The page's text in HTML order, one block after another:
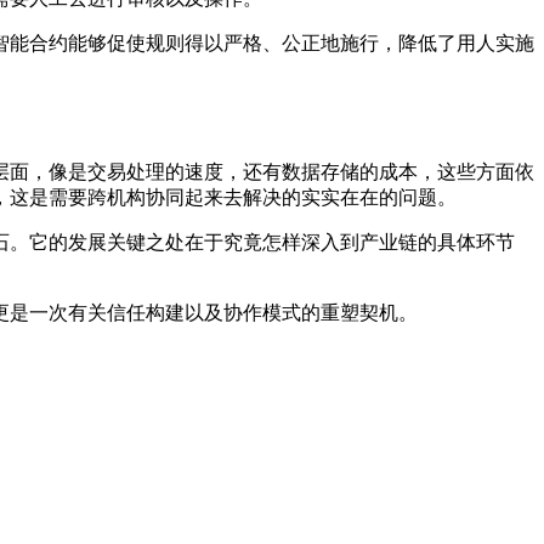
合约能够促使规则得以严格、公正地施行，降低了用人实施
，像是交易处理的速度，还有数据存储的成本，这些方面依
是需要跨机构协同起来去解决的实实在在的问题。
它的发展关键之处在于究竟怎样深入到产业链的具体环节
一次有关信任构建以及协作模式的重塑契机。